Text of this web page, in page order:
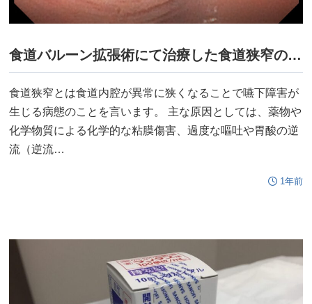
食道バルーン拡張術にて治療した食道狭窄の猫の1例
食道狭窄とは食道内腔が異常に狭くなることで嚥下障害が
生じる病態のことを言います。 主な原因としては、薬物や
化学物質による化学的な粘膜傷害、過度な嘔吐や胃酸の逆
流（逆流…
1年前